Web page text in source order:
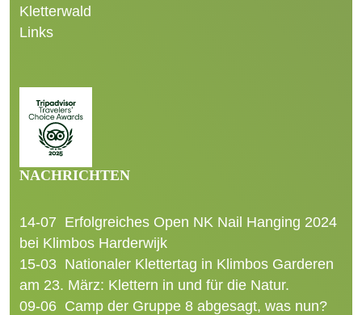
Kletterwald
Links
NACHRICHTEN
14-07 Erfolgreiches Open NK Nail Hanging 2024
bei Klimbos Harderwijk
15-03 Nationaler Klettertag in Klimbos Garderen
am 23. März: Klettern in und für die Natur.
09-06 Camp der Gruppe 8 abgesagt, was nun?